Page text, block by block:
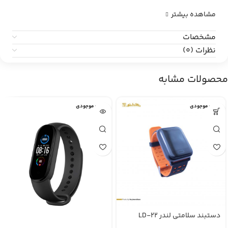
مشاهده بیشتر
مشخصات
نظرات (0)
محصولات مشابه
اتمام موجودی
دستبند سلامتی لندر LD-22
اتمام موجودی